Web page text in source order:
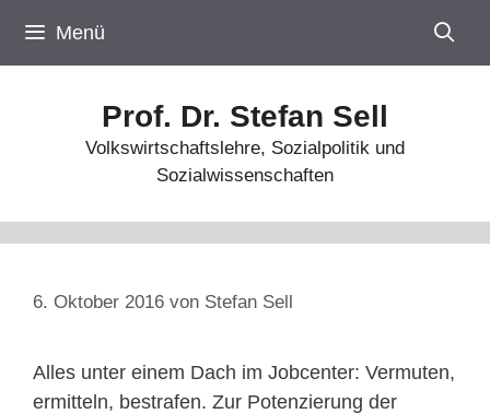
Inhalt
springen
Menü
Prof. Dr. Stefan Sell
Volkswirtschaftslehre, Sozialpolitik und
Sozialwissenschaften
6. Oktober 2016 von Stefan Sell
Alles unter einem Dach im Jobcenter: Vermuten,
ermitteln, bestrafen. Zur Potenzierung der